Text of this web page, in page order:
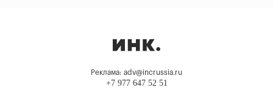
Реклама: adv@incrussia.ru
+7 977 647 52 51